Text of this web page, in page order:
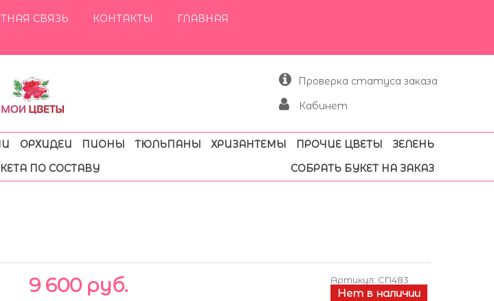
СВЯЗЬ КОНТАКТЫ
ГЛАВНАЯ
Проверка статуса заказа
Кабинет
ОРХИДЕИ ПИОНЫ ТЮЛЬПАНЫ ХРИЗАНТЕМЫ ПРОЧИЕ ЦВЕТЫ
ЗЕЛЕНЬ
ПО СОСТАВУ СОБРАТЬ БУКЕТ НА ЗАКАЗ
9 600 руб. Артикул: CN483
Нет в наличии